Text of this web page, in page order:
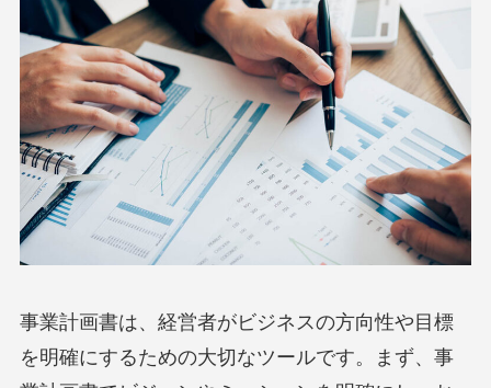
事業計画書は、経営者がビジネスの方向性や目標
を明確にするための大切なツールです。まず、事